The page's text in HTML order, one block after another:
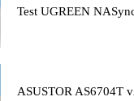
Test UGREEN
ASUSTOR AS6704T